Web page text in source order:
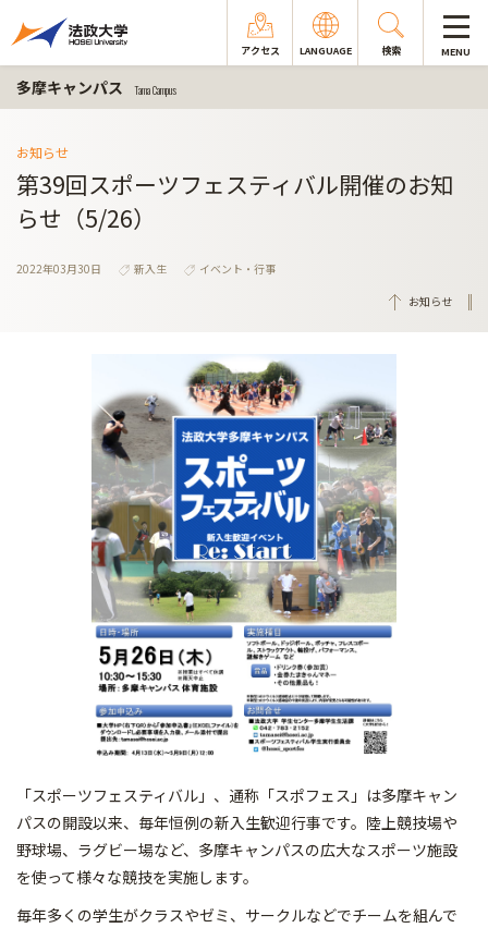
アクセス LANGUAGE 検索 MENU
多摩キャンパス Tama Campus
お知らせ
第39回スポーツフェスティバル開催のお知
らせ（5/26）
2022年03月30日 新入生
イベント・行事
お知らせ
「スポーツフェスティバル」、通称「スポフェス」は多摩キャン
パスの開設以来、毎年恒例の新入生歓迎行事です。陸上競技場や
野球場、ラグビー場など、多摩キャンパスの広大なスポーツ施設
を使って様々な競技を実施します。
毎年多くの学生がクラスやゼミ、サークルなどでチームを組んで